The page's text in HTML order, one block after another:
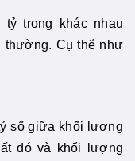
trọng khác nhau
thường. Cụ thể như
số giữa khối lượng
đó và khối lượng